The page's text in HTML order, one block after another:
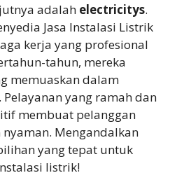
adalah electricitys.
Jasa Instalasi Listrik
kerja yang profesional
tahun, mereka
memuaskan dalam
yang ramah dan
membuat pelanggan
nyaman. Mengandalkan
yang tepat untuk
listrik!